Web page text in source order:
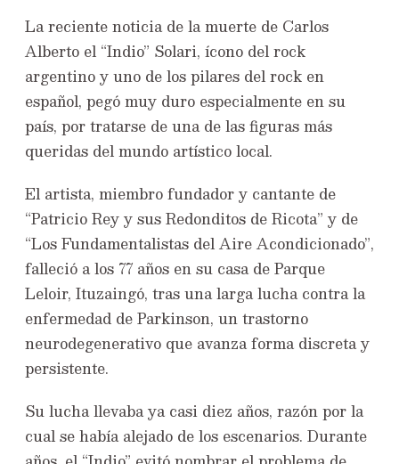
La reciente noticia de la muerte de Carlos
Alberto el “Indio” Solari, ícono del rock
argentino y uno de los pilares del rock en
español, pegó muy duro especialmente en su
país, por tratarse de una de las figuras más
queridas del mundo artístico local.
El artista, miembro fundador y cantante de
“Patricio Rey y sus Redonditos de Ricota” y de
“Los Fundamentalistas del Aire Acondicionado”,
falleció a los 77 años en su casa de Parque
Leloir, Ituzaingó, tras una larga lucha contra la
enfermedad de Parkinson, un trastorno
neurodegenerativo que avanza forma discreta y
persistente.
Su lucha llevaba ya casi diez años, razón por la
cual se había alejado de los escenarios. Durante